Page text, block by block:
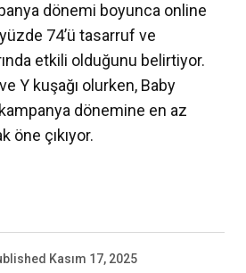
dönemi boyunca online
74’ü tasarruf ve
etkili olduğunu belirtiyor.
Y kuşağı olurken, Baby
dönemine en az
öne çıkıyor.
Kasım 17, 2025